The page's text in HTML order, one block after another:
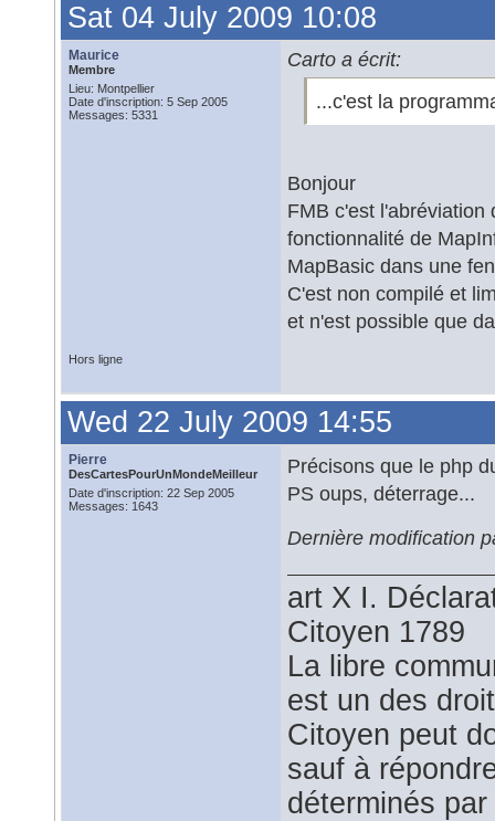
Sat 04 July 2009 10:08
Maurice
Membre
Lieu: Montpellier
Date d'inscription: 5 Sep 2005
Messages: 5331
Carto a écrit:
...c'est la
Bonjour
FMB c'est l'abréviation
fonctionnalité de
MapBasic dans une
C'est non compilé et
et n'est possible que
Hors ligne
Wed 22 July 2009 14:55
Pierre
DesCartesPourUnMondeMeilleur
Date d'inscription: 22 Sep 2005
Messages: 1643
Précisons que le php
PS oups, déterrage...
Dernière modification
art X I.
Citoyen 1789
La libre
est un des
Citoyen peut
sauf à
déterminés